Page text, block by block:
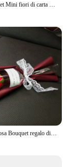
8 pezzi/bouquet Mini fiori di carta Bouquet di rose fiore artificiale decorazioni per matrimoni a buon mercato per Scrapbooking fai da te Flores 3/12 Bouquet
1 pz sapone rosa Bouquet regalo di san valentino per gli amanti Bouquet da sposa con fiori di rosa artificiali decorazione della tavola di casa del partito